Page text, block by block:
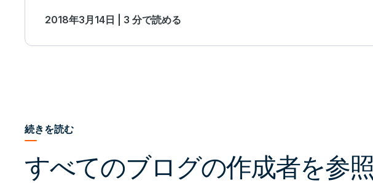
2018年3月14日 | 3 分で読める
続きを読む
すべてのブログの作成者を参照